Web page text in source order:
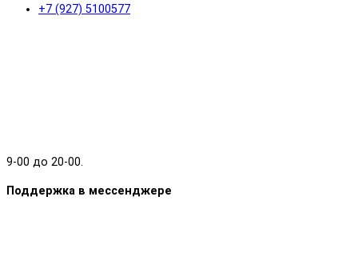
+7 (927) 5100577
9-00 до 20-00.
Поддержка в мессенджере